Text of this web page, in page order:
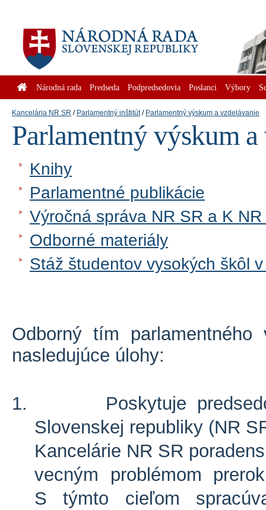
Národná rada Predseda Podpredsedovia Poslanci Výbory
Kancelária NR SR Parlamentný inštitút Parlamentný výskum a vzdelávanie
Parlamentný výskum
Knihy
Parlamentné publikácie
Výročná správa NR SR a K NR
Odborné materiály
Stáž študentov vysokých škôl
Odborný tím
nasledujúce úlohy:
1.
Poskytuje
Slovenskej republiky (NR
Kancelárie NR SR
vecným problémom
S týmto cieľom